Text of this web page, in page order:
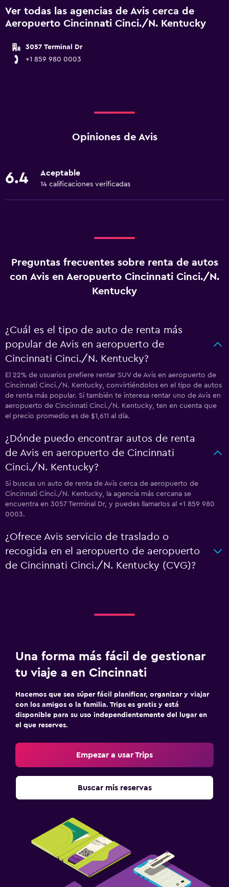
Ver todas las agencias de Avis cerca de
Aeropuerto Cincinnati Cinci./N. Kentucky
3057 Terminal Dr
+1 859 980 0003
Opiniones de Avis
6.4 Aceptable
14 calificaciones verificadas
Preguntas frecuentes sobre renta de autos
con Avis en Aeropuerto Cincinnati Cinci./N.
Kentucky
¿Cuál es el tipo de auto de renta más
popular de Avis en aeropuerto de
Cincinnati Cinci./N. Kentucky?
El 22% de usuarios prefiere rentar SUV de Avis en aeropuerto de
Cincinnati Cinci./N. Kentucky, convirtiéndolos en el tipo de autos
de renta más popular. Si también te interesa rentar uno de Avis en
aeropuerto de Cincinnati Cinci./N. Kentucky, ten en cuenta que
el precio promedio es de $1,611 al día.
¿Dónde puedo encontrar autos de renta
de Avis en aeropuerto de Cincinnati
Cinci./N. Kentucky?
Si buscas un auto de renta de Avis cerca de aeropuerto de
Cincinnati Cinci./N. Kentucky, la agencia más cercana se
encuentra en 3057 Terminal Dr, y puedes llamarlos al +1 859 980
0003.
¿Ofrece Avis servicio de traslado o
recogida en el aeropuerto de aeropuerto
de Cincinnati Cinci./N. Kentucky (CVG)?
Una forma más fácil de gestionar
tu viaje a en Cincinnati
Hacemos que sea súper fácil planificar, organizar y viajar
con los amigos o la familia. Trips es gratis y está
disponible para su uso independientemente del lugar en
el que reserves.
Empezar a usar Trips
Buscar mis reservas